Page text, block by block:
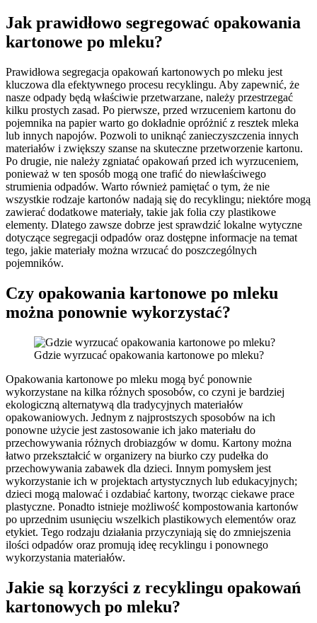
Jak prawidłowo segregować opakowania
kartonowe po mleku?
Prawidłowa segregacja opakowań kartonowych po mleku jest
kluczowa dla efektywnego procesu recyklingu. Aby zapewnić, że
nasze odpady będą właściwie przetwarzane, należy przestrzegać
kilku prostych zasad. Po pierwsze, przed wrzuceniem kartonu do
pojemnika na papier warto go dokładnie opróżnić z resztek mleka
lub innych napojów. Pozwoli to uniknąć zanieczyszczenia innych
materiałów i zwiększy szanse na skuteczne przetworzenie kartonu.
Po drugie, nie należy zgniatać opakowań przed ich wyrzuceniem,
ponieważ w ten sposób mogą one trafić do niewłaściwego
strumienia odpadów. Warto również pamiętać o tym, że nie
wszystkie rodzaje kartonów nadają się do recyklingu; niektóre mogą
zawierać dodatkowe materiały, takie jak folia czy plastikowe
elementy. Dlatego zawsze dobrze jest sprawdzić lokalne wytyczne
dotyczące segregacji odpadów oraz dostępne informacje na temat
tego, jakie materiały można wrzucać do poszczególnych
pojemników.
Czy opakowania kartonowe po mleku
można ponownie wykorzystać?
Gdzie wyrzucać opakowania kartonowe po mleku?
Opakowania kartonowe po mleku mogą być ponownie
wykorzystane na kilka różnych sposobów, co czyni je bardziej
ekologiczną alternatywą dla tradycyjnych materiałów
opakowaniowych. Jednym z najprostszych sposobów na ich
ponowne użycie jest zastosowanie ich jako materiału do
przechowywania różnych drobiazgów w domu. Kartony można
łatwo przekształcić w organizery na biurko czy pudełka do
przechowywania zabawek dla dzieci. Innym pomysłem jest
wykorzystanie ich w projektach artystycznych lub edukacyjnych;
dzieci mogą malować i ozdabiać kartony, tworząc ciekawe prace
plastyczne. Ponadto istnieje możliwość kompostowania kartonów
po uprzednim usunięciu wszelkich plastikowych elementów oraz
etykiet. Tego rodzaju działania przyczyniają się do zmniejszenia
ilości odpadów oraz promują ideę recyklingu i ponownego
wykorzystania materiałów.
Jakie są korzyści z recyklingu opakowań
kartonowych po mleku?